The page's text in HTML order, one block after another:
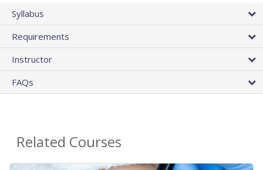
Syllabus
Requirements
Instructor
FAQs
Related Courses